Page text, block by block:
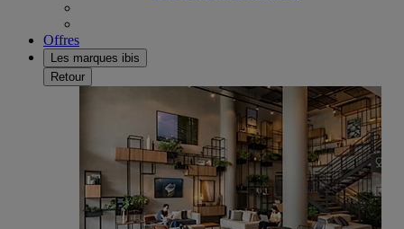
Offres
Les marques ibis
Retour